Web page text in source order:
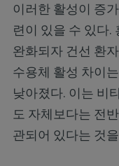
이러한 활성이 증
련이 있을 수 있다.
완화되자 건선 환
수용체 활성 차이
낮아졌다. 이는 비
도 자체보다는 전
관되어 있다는 것